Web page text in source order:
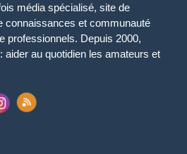
média spécialisé, site de
connaissances et communauté
professionnels. Depuis 2000,
aider au quotidien les amateurs et